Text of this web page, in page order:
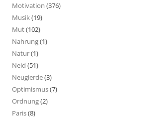
Motivation (376)
Musik(19)
Mut(102)
Nahrung(1)
Natur(1)
Neid (51)
Neugierde(3)
Optimismus(7)
Ordnung(2)
Paris(8)